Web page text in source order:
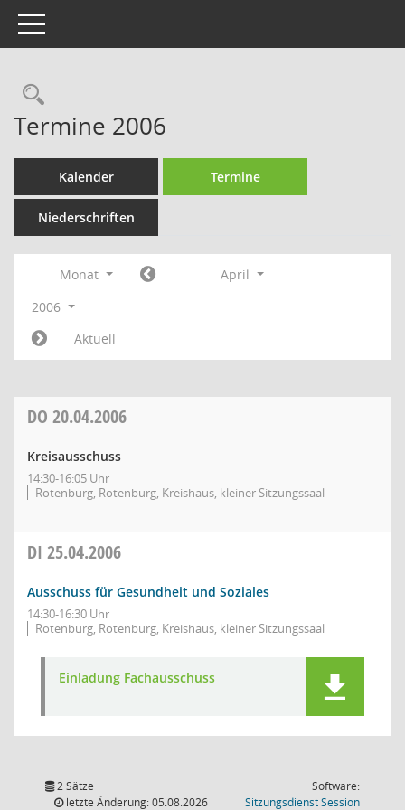
Toggle navigation
Rechercheauswahl
Termine 2006
Kalender Termine
Niederschriften
Monat
April
2006
Aktuell
DO 20.04.2006
Kreisausschuss
14:30-16:05 Uhr
Rotenburg, Rotenburg, Kreishaus, kleiner Sitzungssaal
DI 25.04.2006
Ausschuss für Gesundheit und Soziales
14:30-16:30 Uhr
Rotenburg, Rotenburg, Kreishaus, kleiner Sitzungssaal
Einladung Fachausschuss
2 Sätze
letzte Änderung: 05.08.2026
Software:
SitzungsdienstSession(Wird in